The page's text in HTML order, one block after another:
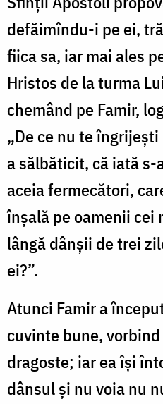
defăimîndu-i pe ei,
fiica sa, iar mai ales
Hristos de la turma
chemând pe Famir,
„De ce nu te
a sălbăticit, că iată
aceia fermecători,
înșală pe oamenii cei
lângă dânșii de trei
ei?”.
Atunci Famir a
cuvinte bune,
dragoste; iar ea își
dânsul și nu voia nu